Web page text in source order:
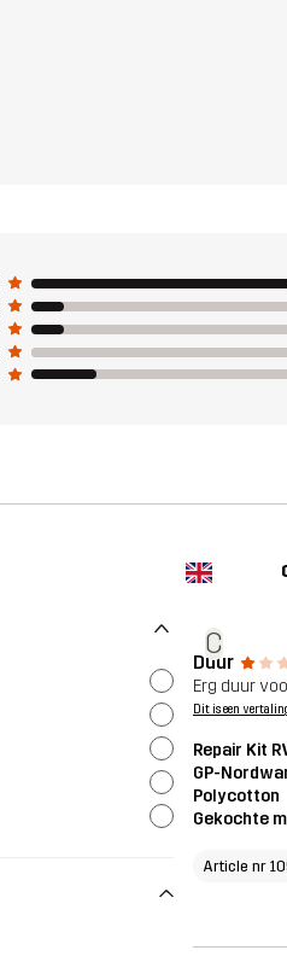
C
Duur
Erg duur
Dit is een
Repair Kit
GP-
Polycotton
Gekochte
Article nr